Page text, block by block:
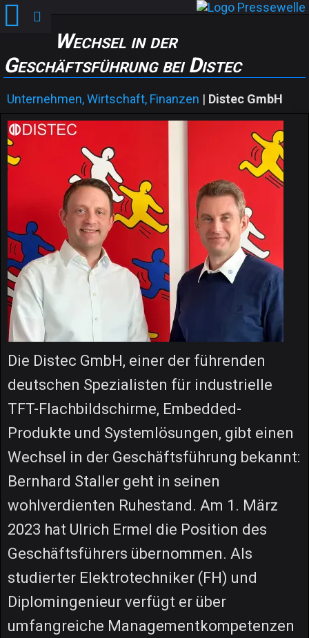
Wechsel in der
Geschäftsführung bei Distec
Unternehmen, Wirtschaft, Finanzen | Distec GmbH
Die Distec GmbH, einer der führenden
deutschen Spezialisten für industrielle
TFT-Flachbildschirme, Embedded-
Produkte und Systemlösungen, gibt einen
Wechsel in der Geschäftsführung bekannt:
Bernhard Staller geht in seinen
wohlverdienten Ruhestand. Am 1. März
2023 hat Ulrich Ermel die Position des
Geschäftsführers übernommen. Als
studierter Elektrotechniker (FH) und
Diplomingenieur verfügt er über
umfangreiche Managementkompetenzen